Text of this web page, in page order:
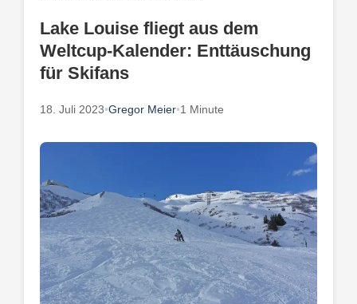
Lake Louise fliegt aus dem
Weltcup-Kalender: Enttäuschung
für Skifans
18. Juli 2023•Gregor Meier•1 Minute